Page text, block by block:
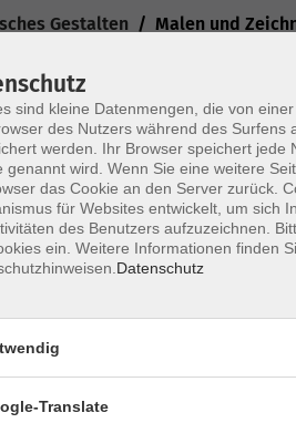
Gestalten Malen und
planen
einen Raum für
seinen "Kalender", sein
tut dem Kopf gut und schärft
Arbeit, die wir nur für uns
erschafft sein individuelles
an und wecken unsere kreative
sind kleine Datenmengen, die von
des Nutzers während des Surfens
werden. Ihr Browser speichert jede
genannt wird. Wenn Sie eine weitere
das Cookie an den Server zurück.
für Websites entwickelt, um sich
des Benutzers aufzuzeichnen.
ein. Weitere Informationen finden
Datenschutz
Translate